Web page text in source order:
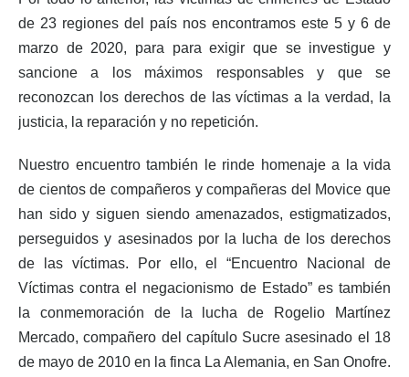
de 23 regiones del país nos encontramos este 5 y 6 de
marzo de 2020, para para exigir que se investigue y
sancione a los máximos responsables y que se
reconozcan los derechos de las víctimas a la verdad, la
justicia, la reparación y no repetición.
Nuestro encuentro también le rinde homenaje a la vida
de cientos de compañeros y compañeras del Movice que
han sido y siguen siendo amenazados, estigmatizados,
perseguidos y asesinados por la lucha de los derechos
de las víctimas. Por ello, el “Encuentro Nacional de
Víctimas contra el negacionismo de Estado” es también
la conmemoración de la lucha de Rogelio Martínez
Mercado, compañero del capítulo Sucre asesinado el 18
de mayo de 2010 en la finca La Alemania, en San Onofre.